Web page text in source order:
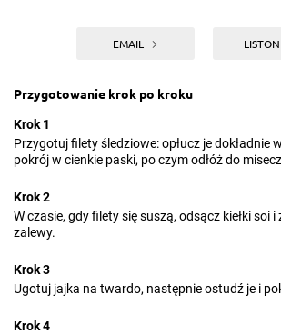
EMAIL
Przygotowanie krok po kroku
Krok 1
Przygotuj filety śledziowe: opłucz je dokładnie
pokrój w cienkie paski, po czym odłóż do
Krok 2
W czasie, gdy filety się suszą, odsącz kiełki soi
zalewy.
Krok 3
Ugotuj jajka na twardo, następnie ostudź je i
Krok 4